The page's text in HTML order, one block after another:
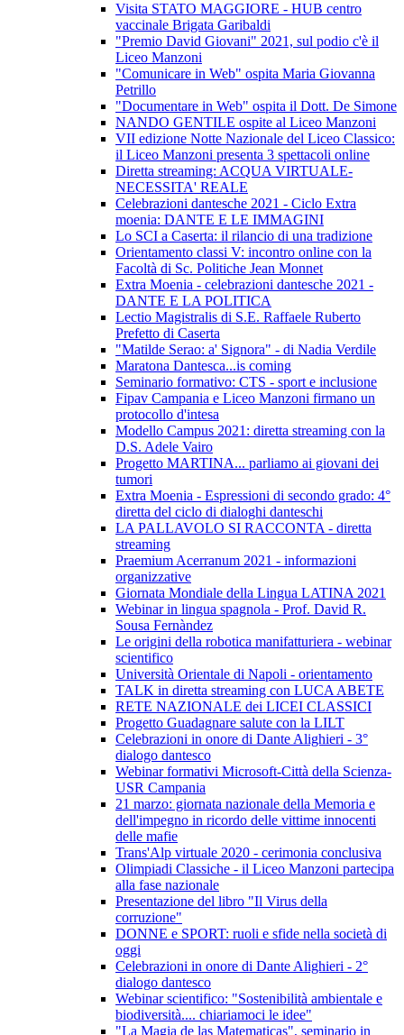
Visita STATO MAGGIORE - HUB centro
vaccinale Brigata Garibaldi
"Premio David Giovani" 2021, sul podio c'è il
Liceo Manzoni
"Comunicare in Web" ospita Maria Giovanna
Petrillo
"Documentare in Web" ospita il Dott. De Simone
NANDO GENTILE ospite al Liceo Manzoni
VII edizione Notte Nazionale del Liceo Classico:
il Liceo Manzoni presenta 3 spettacoli online
Diretta streaming: ACQUA VIRTUALE-
NECESSITA' REALE
Celebrazioni dantesche 2021 - Ciclo Extra
moenia: DANTE E LE IMMAGINI
Lo SCI a Caserta: il rilancio di una tradizione
Orientamento classi V: incontro online con la
Facoltà di Sc. Politiche Jean Monnet
Extra Moenia - celebrazioni dantesche 2021 -
DANTE E LA POLITICA
Lectio Magistralis di S.E. Raffaele Ruberto
Prefetto di Caserta
"Matilde Serao: a' Signora" - di Nadia Verdile
Maratona Dantesca...is coming
Seminario formativo: CTS - sport e inclusione
Fipav Campania e Liceo Manzoni firmano un
protocollo d'intesa
Modello Campus 2021: diretta streaming con la
D.S. Adele Vairo
Progetto MARTINA... parliamo ai giovani dei
tumori
Extra Moenia - Espressioni di secondo grado: 4°
diretta del ciclo di dialoghi danteschi
LA PALLAVOLO SI RACCONTA - diretta
streaming
Praemium Acerranum 2021 - informazioni
organizzative
Giornata Mondiale della Lingua LATINA 2021
Webinar in lingua spagnola - Prof. David R.
Sousa Fernàndez
Le origini della robotica manifatturiera - webinar
scientifico
Università Orientale di Napoli - orientamento
TALK in diretta streaming con LUCA ABETE
RETE NAZIONALE dei LICEI CLASSICI
Progetto Guadagnare salute con la LILT
Celebrazioni in onore di Dante Alighieri - 3°
dialogo dantesco
Webinar formativi Microsoft-Città della Scienza-
USR Campania
21 marzo: giornata nazionale della Memoria e
dell'impegno in ricordo delle vittime innocenti
delle mafie
Trans'Alp virtuale 2020 - cerimonia conclusiva
Olimpiadi Classiche - il Liceo Manzoni partecipa
alla fase nazionale
Presentazione del libro "Il Virus della
corruzione"
DONNE e SPORT: ruoli e sfide nella società di
oggi
Celebrazioni in onore di Dante Alighieri - 2°
dialogo dantesco
Webinar scientifico: "Sostenibilità ambientale e
biodiversità.... chiariamoci le idee"
"La Magia de las Matematicas", seminario in